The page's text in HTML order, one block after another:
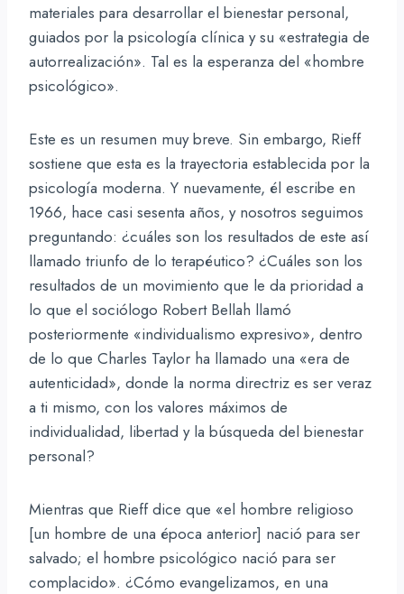
materiales para desarrollar el bienestar personal,
guiados por la psicología clínica y su «estrategia de
autorrealización». Tal es la esperanza del «hombre
psicológico».
Este es un resumen muy breve. Sin embargo, Rieff
sostiene que esta es la trayectoria establecida por la
psicología moderna. Y nuevamente, él escribe en
1966, hace casi sesenta años, y nosotros seguimos
preguntando: ¿cuáles son los resultados de este así
llamado triunfo de lo terapéutico? ¿Cuáles son los
resultados de un movimiento que le da prioridad a
lo que el sociólogo Robert Bellah llamó
posteriormente «individualismo expresivo», dentro
de lo que Charles Taylor ha llamado una «era de
autenticidad», donde la norma directriz es ser veraz
a ti mismo, con los valores máximos de
individualidad, libertad y la búsqueda del bienestar
personal?
Mientras que Rieff dice que «el hombre religioso
[un hombre de una época anterior] nació para ser
salvado; el hombre psicológico nació para ser
complacido». ¿Cómo evangelizamos, en una